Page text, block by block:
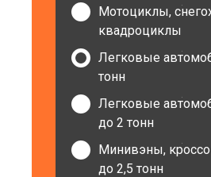
Мотоциклы,
квадроциклы
Легковые
тонн
Легковые
до 2 тонн
Минивэны,
до 2,5 тонн